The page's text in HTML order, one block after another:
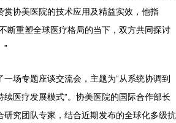
赏协美医院的技术应用及精益实效，他指
断重塑全球医疗格局的当下，双方共同探讨
”
场专题座谈交流会，主题为“从系统协调到
医疗发展模式”。协美医院的国际合作部长
研究团队专家，结合近期发布的全球化多级抗